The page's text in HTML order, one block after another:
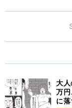
大
万
に